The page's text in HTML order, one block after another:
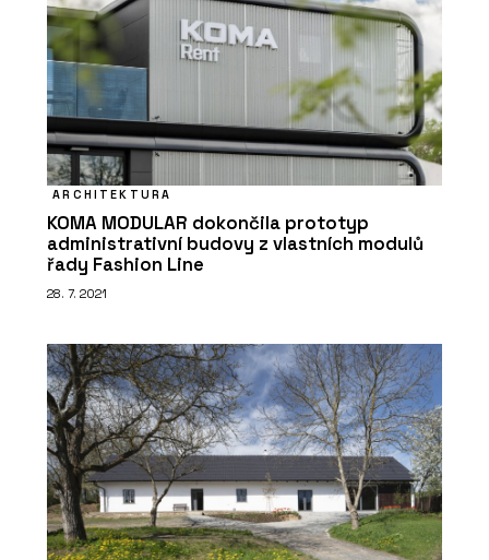
Xella CZ
ČLÁNKY
ARCHITEKTURA
KOMA MODULAR dokončila prototyp
administrativní budovy z vlastních modulů
řady Fashion Line
28. 7. 2021